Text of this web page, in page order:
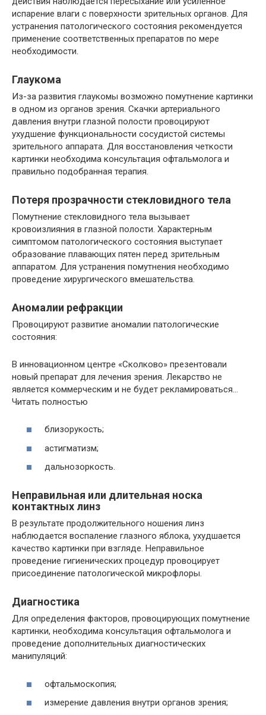
испарение влаги с поверхности зрительных органов. Для
устранения патологического состояния рекомендуется
применение соответственных препаратов по мере
необходимости.
Глаукома
Из-за развития глаукомы возможно помутнение картинки
в одном из органов зрения. Скачки артериального
давления внутри глазной полости провоцируют
ухудшение функциональности сосудистой системы
зрительного аппарата. Для восстановления четкости
картинки необходима консультация офтальмолога и
правильно подобранная терапия.
Потеря прозрачности стекловидного тела
Помутнение стекловидного тела вызывает
кровоизлияния в глазной полости. Характерным
симптомом патологического состояния выступает
образование плавающих пятен перед зрительным
аппаратом. Для устранения помутнения необходимо
проведение хирургического вмешательства.
Аномалии рефракции
Провоцируют развитие аномалии патологические
состояния:
В инновационном центре «Сколково» презентовали
новый препарат для лечения зрения. Лекарство не
является коммерческим и не будет рекламироваться…
Читать полностью
близорукость;
астигматизм;
дальнозоркость.
Неправильная или длительная носка
контактных линз
В результате продолжительного ношения линз
наблюдается воспаление глазного яблока, ухудшается
качество картинки при взгляде. Неправильное
проведение гигиенических процедур провоцирует
присоединение патологической микрофлоры.
Диагностика
Для определения факторов, провоцирующих помутнение
картинки, необходима консультация офтальмолога и
проведение дополнительных диагностических
манипуляций:
офтальмоскопия;
измерение давления внутри органов зрения;